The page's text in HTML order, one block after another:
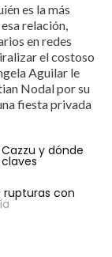
es la más
relación,
en redes
el costoso
Aguilar le
Nodal por su
fiesta privada
y dónde
rupturas con